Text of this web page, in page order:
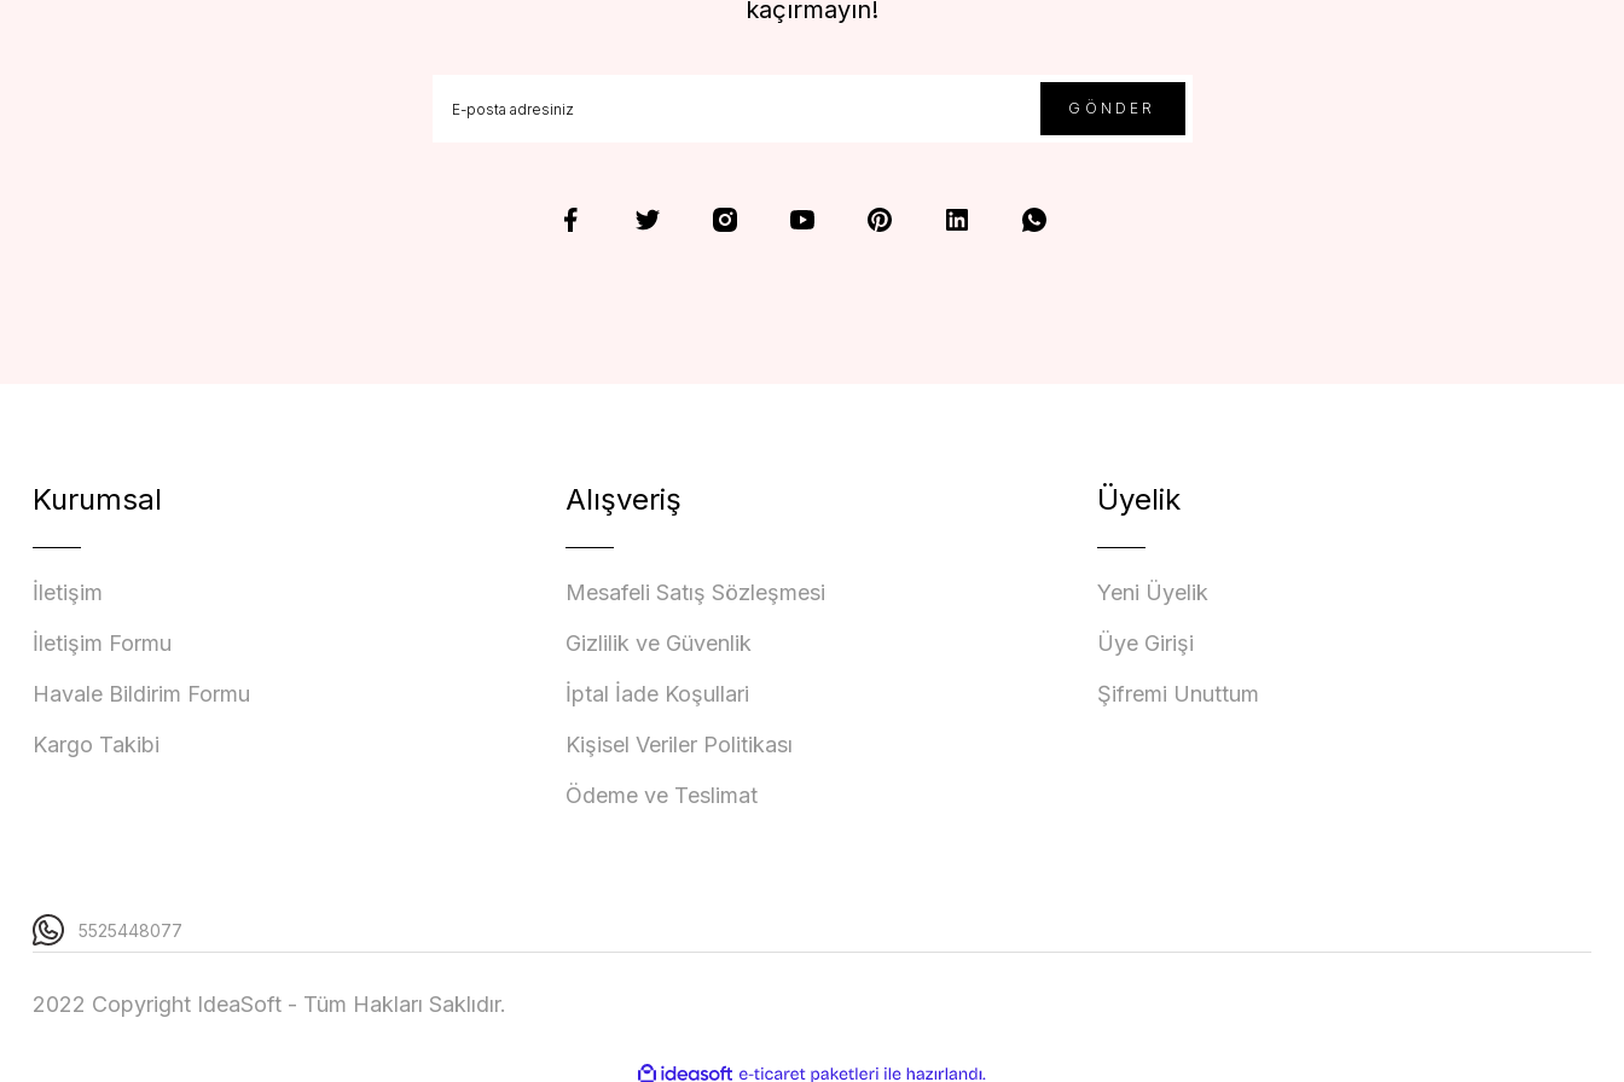
kaçırmayın!
GÖNDER
Kurumsal
İletişim
İletişim Formu
Havale Bildirim Formu
Kargo Takibi
Alışveriş
Mesafeli Satış Sözleşmesi
Gizlilik ve Güvenlik
İptal İade Koşullari
Kişisel Veriler Politikası
Ödeme ve Teslimat
Üyelik
Yeni Üyelik
Üye Girişi
Şifremi Unuttum
5525448077
2022 Copyright IdeaSoft - Tüm Hakları Saklıdır.
ideasoft e-